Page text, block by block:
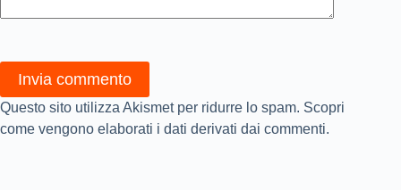
Invia commento
Questo sito utilizza Akismet per ridurre lo spam. Scopri
come vengono elaborati i dati derivati dai commenti.